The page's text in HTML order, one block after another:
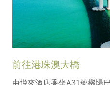
前往港珠澳大橋
由悦來酒店乘坐A31號機場